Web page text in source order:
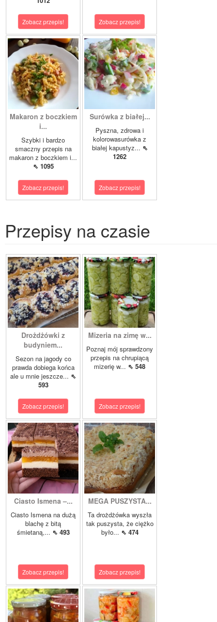
Zobacz przepis! Zobacz przepis!
Makaron z boczkiem
i...
Szybki i bardzo
smaczny przepis na
makaron z boczkiem i...
⇖ 1095
Zobacz przepis!
Surówka z białej...
Pyszna, zdrowa i
kolorowasurówka z
białej kapustyz... ⇖
1262
Zobacz przepis!
Przepisy na czasie
Drożdżówki z
budyniem...
Sezon na jagody co
prawda dobiega końca
ale u mnie jeszcze... ⇖
593
Zobacz przepis!
Mizeria na zimę w...
Poznaj mój sprawdzony
przepis na chrupiącą
mizerię w... ⇖ 548
Zobacz przepis!
Ciasto Ismena –...
Ciasto Ismena na dużą
blachę z bitą
śmietaną,... ⇖ 493
Zobacz przepis!
MEGA PUSZYSTA...
Ta drożdżówka wyszła
tak puszysta, że ciężko
było... ⇖ 474
Zobacz przepis!